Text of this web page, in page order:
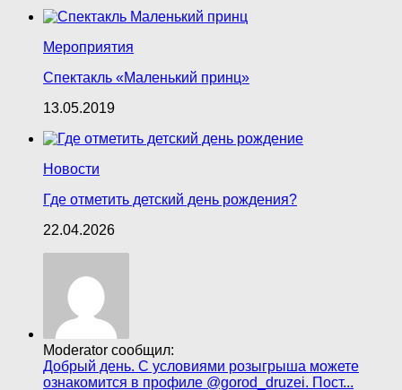
Мероприятия
Спектакль «Маленький принц»
13.05.2019
Новости
Где отметить детский день рождения?
22.04.2026
Moderator сообщил:
Добрый день. С условиями розыгрыша можете
ознакомится в профиле @gorod_druzei. Пост...